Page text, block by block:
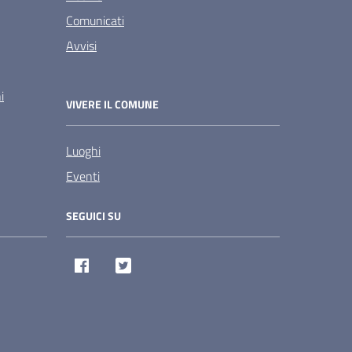
Comunicati
Avvisi
VIVERE IL COMUNE
Luoghi
Eventi
SEGUICI SU
Facebook